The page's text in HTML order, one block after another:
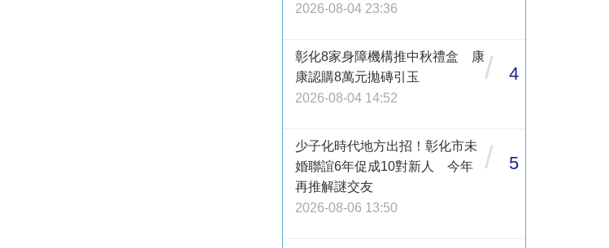
2026-08-04 23:36
彰化8家身障機構推中秋禮盒 康
康認購8萬元拋磚引玉
2026-08-04 14:52
/ 4
少子化時代地方出招！彰化市未
婚聯誼6年促成10對新人 今年
再推解謎交友
2026-08-06 13:50
/ 5